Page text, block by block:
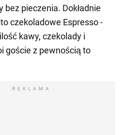
bez pieczenia. Dokładnie
czekoladowe Espresso -
kawy, czekolady i
goście z pewnością to
REKLAMA